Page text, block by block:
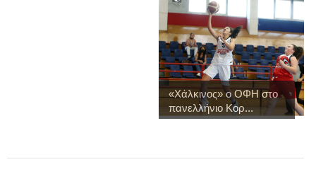
«Χάλκινος» ο ΟΦΗ στο
πανελλήνιο Κορ...